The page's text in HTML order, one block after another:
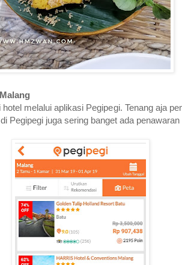
melalui aplikasi Pegipegi. Tenang aja
Pegipegi juga sering banget ada